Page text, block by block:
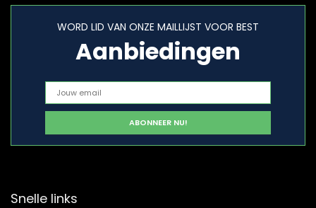
WORD LID VAN ONZE MAILLIJST VOOR BEST
Aanbiedingen
Snelle links